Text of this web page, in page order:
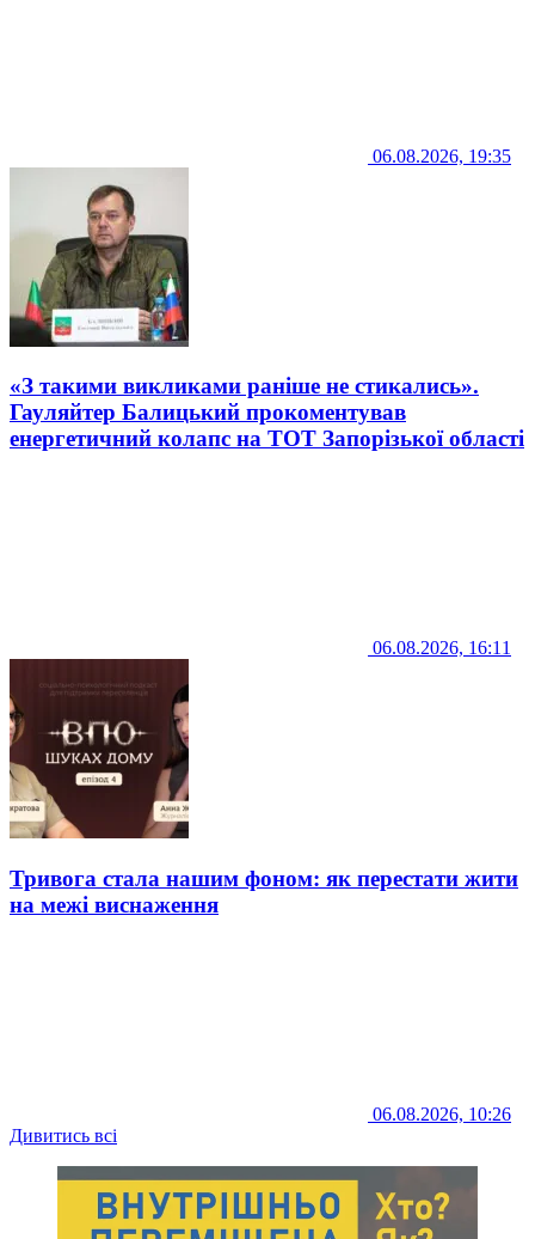
06.08.2026, 19:35
«З такими викликами раніше не стикались».
Гауляйтер Балицький прокоментував
енергетичний колапс на ТОТ Запорізької області
06.08.2026, 16:11
Тривога стала нашим фоном: як перестати жити
на межі виснаження
06.08.2026, 10:26
Дивитись всі